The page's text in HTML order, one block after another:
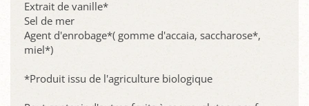
Extrait de vanille*
Sel de mer
Agent d'enrobage*( gomme d'accaia, saccharose*,
miel*)
*Produit issu de l'agriculture biologique